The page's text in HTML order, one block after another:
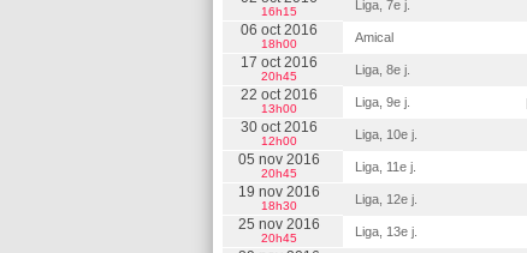
16h15 Liga, 7e j.
06 oct 2016
18h00 Amical
17 oct 2016
20h45 Liga, 8e j.
22 oct 2016
13h00 Liga, 9e j.
30 oct 2016
12h00 Liga, 10e j.
05 nov 2016
20h45 Liga, 11e j.
19 nov 2016
18h30 Liga, 12e j.
25 nov 2016
20h45 Liga, 13e j.